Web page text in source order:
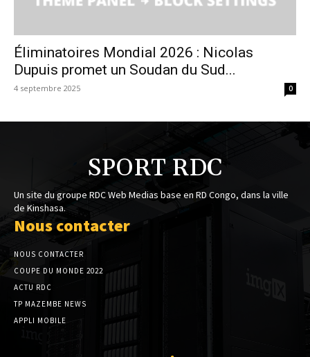
Éliminatoires Mondial 2026 : Nicolas
Dupuis promet un Soudan du Sud...
4 septembre 2025 0
SPORT RDC
Un site du groupe RDC Web Medias base en RD Congo, dans la ville
de Kinshasa.
Nous contacter
NOUS CONTACTER
COUPE DU MONDE 2022
ACTU RDC
TP MAZEMBE NEWS
APPLI MOBILE